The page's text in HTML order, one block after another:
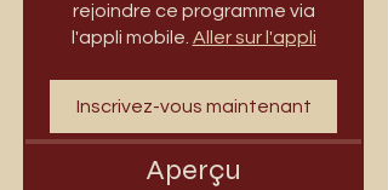
rejoindre ce programme via
l'appli mobile. Aller sur l'appli
Inscrivez-vous maintenant
Aperçu